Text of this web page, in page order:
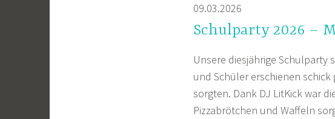
09.03.2026
Schulparty 2026 –
Unsere diesjährige
und Schüler erschienen
sorgten. Dank DJ LitKick war
Pizzabrötchen und Waffeln